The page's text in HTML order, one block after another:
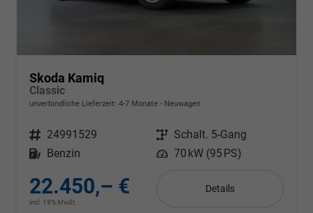
Skoda Kamiq
Classic
unverbindliche Lieferzeit: 4-7 Monate Neuwagen
Fahrzeugnr. 24991529 Getriebe Schalt. 5-Gang
Kraftstoff
Benzin Leistung 70 kW (95 PS)
22.450,– €
incl. 19% MwSt.
Details